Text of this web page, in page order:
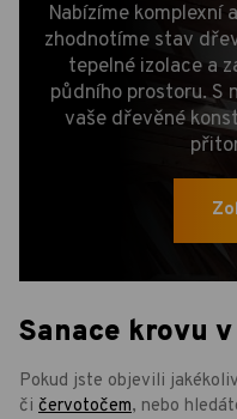
Nabízíme komplexní
zhodnotíme stav
tepelné izolace a
půdního prostoru. S
vaše dřevěné
Sanace krovu
Pokud jste objevili
či červotočem, nebo